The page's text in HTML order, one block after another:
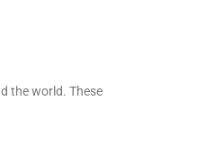
the world. These